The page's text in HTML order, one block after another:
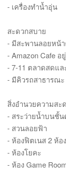
- เครื่องทำน้ำอุ่น
สะดวกสบาย
- มีสะพานลอยหน้า
- Amazon Cafe
- 7-11 ตลาดสดแ
- มีคิวรถสาธารณ
สิ่งอำนวยความสะ
- สระว่ายน้ำบนชั้
- สวนลอยฟ้า
- ห้องฟิตเนส 2 ห้อง
- ห้องโยคะ
- ห้อง Game